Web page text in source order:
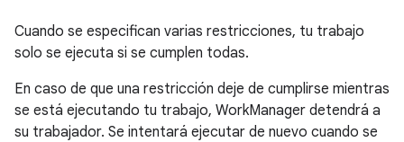
Cuando se especifican varias restricciones, tu trabajo
solo se ejecuta si se cumplen todas.
En caso de que una restricción deje de cumplirse mientras
se está ejecutando tu trabajo, WorkManager detendrá a
su trabajador. Se intentará ejecutar de nuevo cuando se